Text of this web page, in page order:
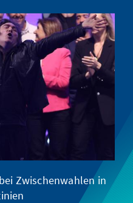
Zwischenwahlen in